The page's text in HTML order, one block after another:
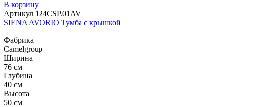
В корзину
Артикул 124CSP.01AV
SIENA AVORIO Тумба с крышкой
Фабрика
Camelgroup
Ширина
76 см
Глубина
40 см
Высота
50 см